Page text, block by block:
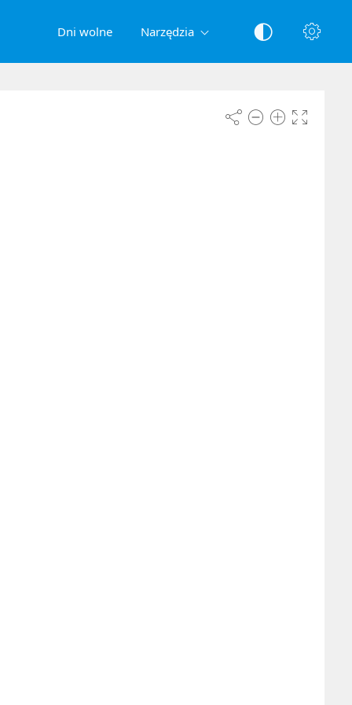
Dni wolne Narzędzia